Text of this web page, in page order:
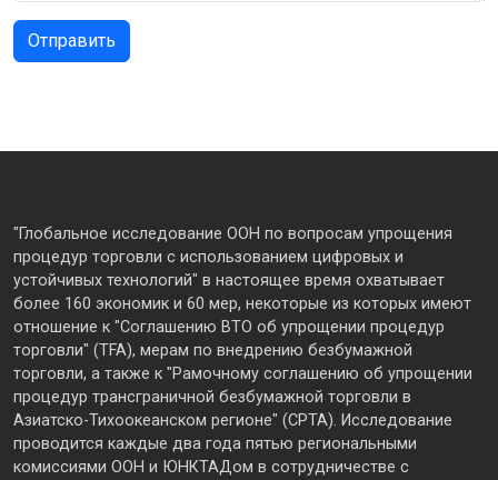
"Глобальное исследование ООН по вопросам упрощения
процедур торговли с использованием цифровых и
устойчивых технологий" в настоящее время охватывает
более 160 экономик и 60 мер, некоторые из которых имеют
отношение к "Соглашению ВТО об упрощении процедур
торговли" (TFA), мерам по внедрению безбумажной
торговли, а также к "Рамочному соглашению об упрощении
процедур трансграничной безбумажной торговли в
Азиатско-Тихоокеанском регионе" (CPTA). Исследование
проводится каждые два года пятью региональными
комиссиями ООН и ЮНКТАДом в сотрудничестве с